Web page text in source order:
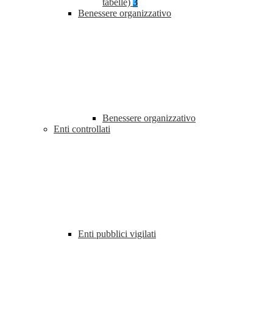
tabelle) 3
Benessere organizzativo
Benessere organizzativo
Enti controllati
Enti pubblici vigilati